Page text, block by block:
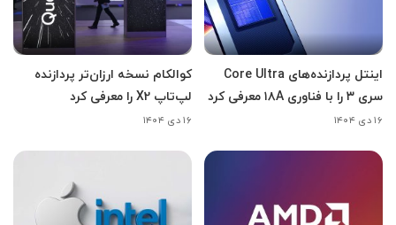
اینتل پردازنده‌های Core Ultra
سری ۳ را با فناوری ۱۸A معرفی کرد
۱۶ دی ۱۴۰۴
کوالکام نسخه ارزان‌تر پردازنده
لپ‌تاپ X2 را معرفی کرد
۱۶ دی ۱۴۰۴